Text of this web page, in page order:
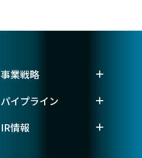
事業戦略
パイプライン
IR情報